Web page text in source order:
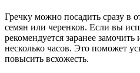
Гречку можно посадить сразу в
семян или черенков. Если вы
рекомендуется заранее
несколько часов. Это поможет
повысить всхожесть.